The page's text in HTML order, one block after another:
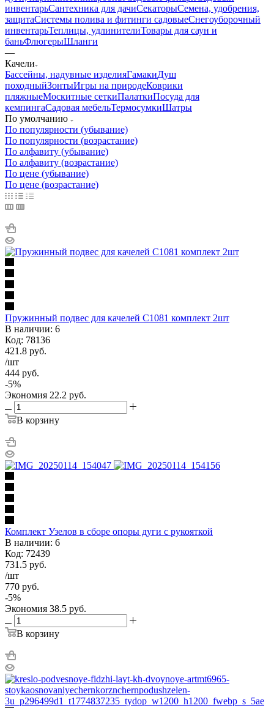
инвентарьСантехника для дачиСекаторыСемена, удобрения,
защитаСистемы полива и фитинги садовыеСнегоуборочный
инвентарьТеплицы, удлинителиТовары для саун и
баньФлюгерыШланги
—
Качели
Бассейны, надувные изделияГамакиДуш
походныйЗонтыИгры на природеКоврики
пляжныеМоскитные сеткиПалаткиПосуда для
кемпингаСадовая мебельТермосумкиШатры
По умолчанию
По популярности (убывание)
По популярности (возрастание)
По алфавиту (убывание)
По алфавиту (возрастание)
По цене (убывание)
По цене (возрастание)
Пружинный подвес для качелей С1081 комплект 2шт
В наличии: 6
Код: 78136
421.8 руб.
/шт
444 руб.
-5%
Экономия 22.2 руб.
В корзину
Комплект Узелов в сборе опоры дуги с рукояткой
В наличии: 6
Код: 72439
731.5 руб.
/шт
770 руб.
-5%
Экономия 38.5 руб.
В корзину